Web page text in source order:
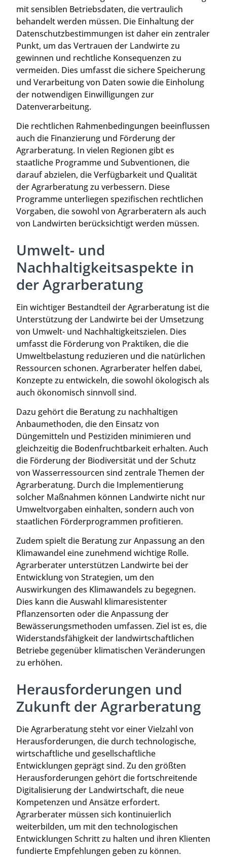
mit sensiblen Betriebsdaten, die vertraulich
behandelt werden müssen. Die Einhaltung der
Datenschutzbestimmungen ist daher ein zentraler
Punkt, um das Vertrauen der Landwirte zu
gewinnen und rechtliche Konsequenzen zu
vermeiden. Dies umfasst die sichere Speicherung
und Verarbeitung von Daten sowie die Einholung
der notwendigen Einwilligungen zur
Datenverarbeitung.
Die rechtlichen Rahmenbedingungen beeinflussen
auch die Finanzierung und Förderung der
Agrarberatung. In vielen Regionen gibt es
staatliche Programme und Subventionen, die
darauf abzielen, die Verfügbarkeit und Qualität
der Agrarberatung zu verbessern. Diese
Programme unterliegen spezifischen rechtlichen
Vorgaben, die sowohl von Agrarberatern als auch
von Landwirten berücksichtigt werden müssen.
Umwelt- und
Nachhaltigkeitsaspekte in
der Agrarberatung
Ein wichtiger Bestandteil der Agrarberatung ist die
Unterstützung der Landwirte bei der Umsetzung
von Umwelt- und Nachhaltigkeitszielen. Dies
umfasst die Förderung von Praktiken, die die
Umweltbelastung reduzieren und die natürlichen
Ressourcen schonen. Agrarberater helfen dabei,
Konzepte zu entwickeln, die sowohl ökologisch als
auch ökonomisch sinnvoll sind.
Dazu gehört die Beratung zu nachhaltigen
Anbaumethoden, die den Einsatz von
Düngemitteln und Pestiziden minimieren und
gleichzeitig die Bodenfruchtbarkeit erhalten. Auch
die Förderung der Biodiversität und der Schutz
von Wasserressourcen sind zentrale Themen der
Agrarberatung. Durch die Implementierung
solcher Maßnahmen können Landwirte nicht nur
Umweltvorgaben einhalten, sondern auch von
staatlichen Förderprogrammen profitieren.
Zudem spielt die Beratung zur Anpassung an den
Klimawandel eine zunehmend wichtige Rolle.
Agrarberater unterstützen Landwirte bei der
Entwicklung von Strategien, um den
Auswirkungen des Klimawandels zu begegnen.
Dies kann die Auswahl klimaresistenter
Pflanzensorten oder die Anpassung der
Bewässerungsmethoden umfassen. Ziel ist es, die
Widerstandsfähigkeit der landwirtschaftlichen
Betriebe gegenüber klimatischen Veränderungen
zu erhöhen.
Herausforderungen und
Zukunft der Agrarberatung
Die Agrarberatung steht vor einer Vielzahl von
Herausforderungen, die durch technologische,
wirtschaftliche und gesellschaftliche
Entwicklungen geprägt sind. Zu den größten
Herausforderungen gehört die fortschreitende
Digitalisierung der Landwirtschaft, die neue
Kompetenzen und Ansätze erfordert.
Agrarberater müssen sich kontinuierlich
weiterbilden, um mit den technologischen
Entwicklungen Schritt zu halten und ihren Klienten
fundierte Empfehlungen geben zu können.